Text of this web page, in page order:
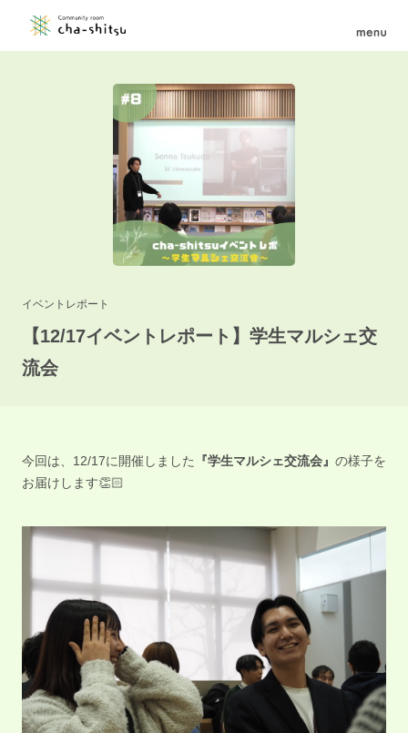
イベントレポート
【12/17イベントレポート】学生マルシェ交
流会
今回は、12/17に開催しました 『学生マルシェ交流会』 の様子を
お届けします👏🏻